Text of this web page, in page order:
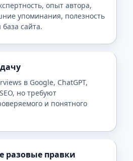
опыт автора,
упоминания, полезность
сайта.
в Google, ChatGPT,
но требуют
и понятного
разовые правки